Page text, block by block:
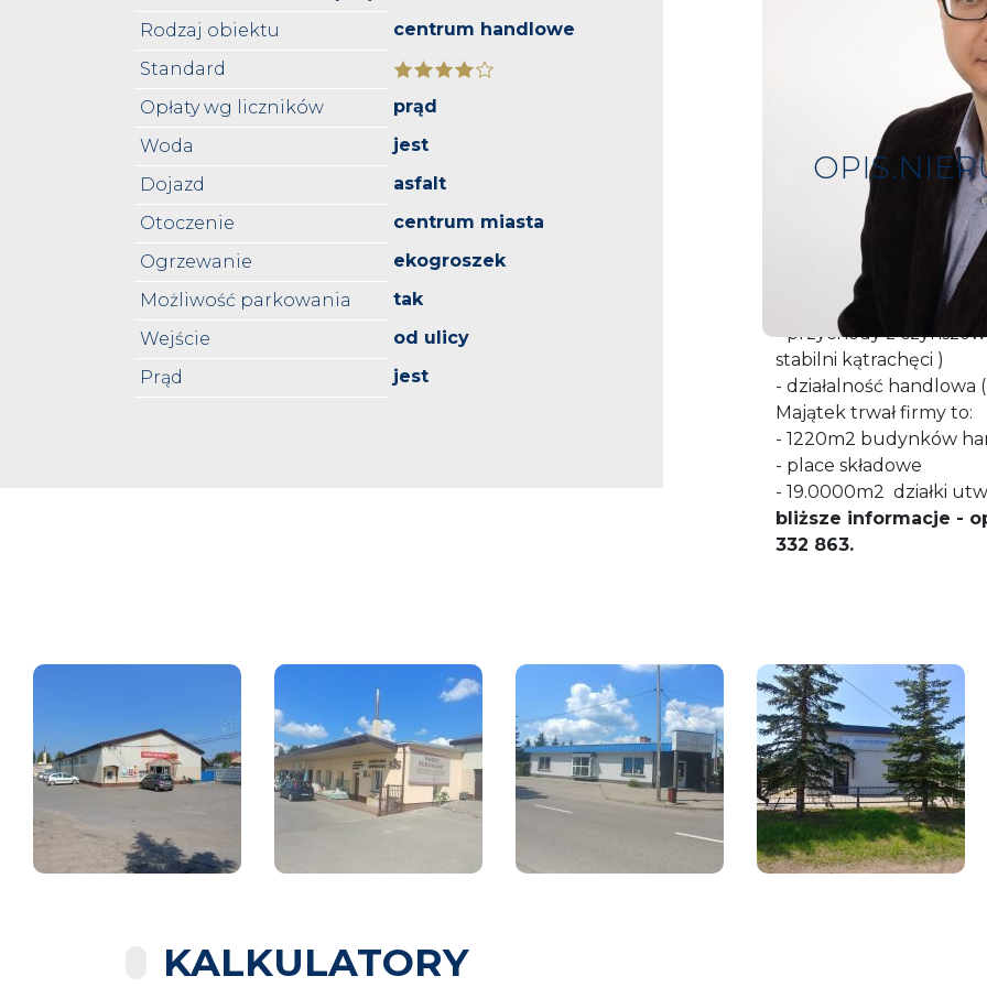
Rodzaj obiektu
centrum handlowe
Standard
Opłaty wg liczników
prąd
Woda
jest
Dojazd
asfalt
Otoczenie
centrum miasta
Ogrzewanie
ekogroszek
Możliwość parkowania
tak
Wejście
od ulicy
Prąd
jest
Wyłącznie w biurze
Państwu na sprzedaż
stabilne dochody z
- przychody z
stabilni kątrachęci )
- działalność
Majątek trwał firmy to:
- 1220m2 budynków
- place składowe
- 19.0000m2 działki
bliższe informacje -
332 863.
KALKULATORY